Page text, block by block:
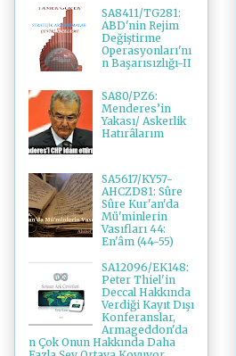
SA8411/TG281:
ABD'nin Rejim
Değiştirme
Operasyonları'nı
n Başarısızlığı-II
SA80/PZ6:
Menderes’in
Yakası/ Askerlik
Hatırâlarım
SA5617/KY57-
AHCZD81: Sûre
Sûre Kur'an'da
Mü'minlerin
Vasıfları 44:
En'âm (44-55)
SA12096/EK148:
Peter Thiel'in
Deccal Hakkında
Verdiği Kayıt Dışı
Konferanslar,
Armageddon'da
n Çok Onun Hakkında Daha